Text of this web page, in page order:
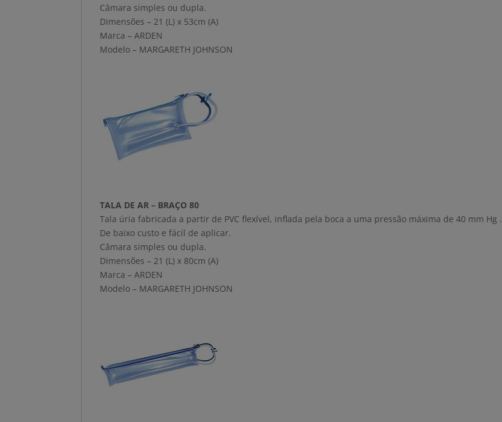
Câmara simples ou dupla.
Dimensões – 21 (L) x 53cm (A)
Marca – ARDEN
Modelo – MARGARETH JOHNSON
TALA DE AR – BRAÇO 80
Tala úria fabricada a partir de PVC flexível, inflada pela boca a uma pressão máxima de 40 mm Hg .
De baixo custo e fácil de aplicar.
Câmara simples ou dupla.
Dimensões – 21 (L) x 80cm (A)
Marca – ARDEN
Modelo – MARGARETH JOHNSON